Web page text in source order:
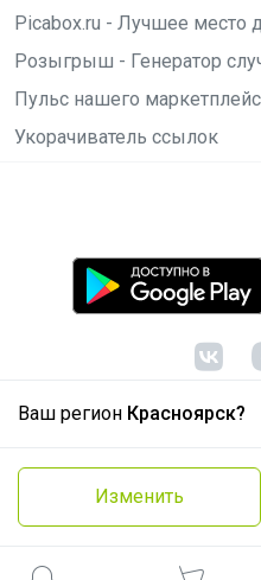
Ваш регион Красноярск?
Изменить
Picabox.ru - Лучшее место
Розыгрыш - Генератор
Пульс нашего
Укорачиватель ссылок
© ООО "Лявита", ОГРН
Политика
Cоглашение